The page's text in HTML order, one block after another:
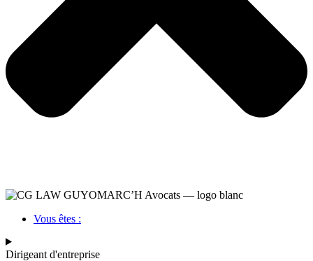
Vous êtes :
Dirigeant d'entreprise